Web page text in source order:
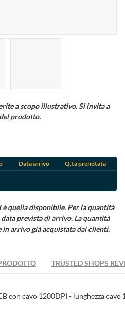
a scopo illustrativo. Si invita a
prodotto.
Data arrivo Q.tà prenotata
quella disponibile. Per la quantità
prevista di arrivo. La quantità
arrivo già acquistata dai clienti.
TRUSTED SHOPS
con cavo 1200DPI - lunghezza
((title))
((label))